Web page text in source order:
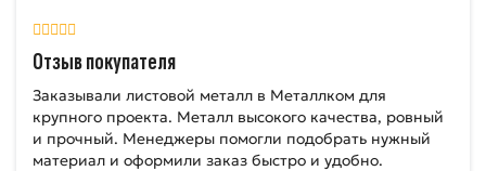
Отзыв покупателя
Заказывали листовой металл в Металлком для
крупного проекта. Металл высокого качества, ровный
и прочный. Менеджеры помогли подобрать нужный
материал и оформили заказ быстро и удобно.